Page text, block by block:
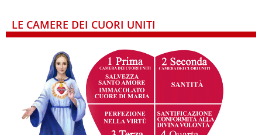
LE CAMERE DEI CUORI UNITI